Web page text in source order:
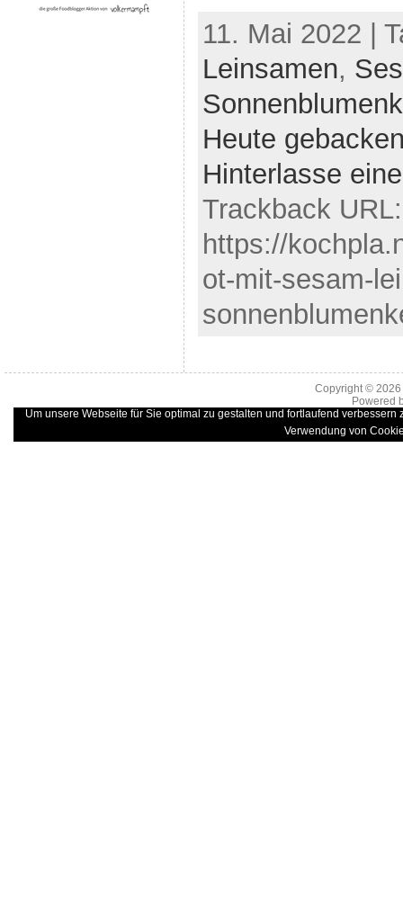
11. Mai 2022 |
Leinsamen,
Heute
Hinterlasse
Trackback URL:
https://
ot-mit-sesam-
Copyright ©
Powered
Um unsere Webseite für Sie optimal zu gestalten und fortlaufend
Verwendung von